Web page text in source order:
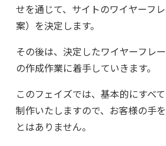
せを通じて、サイトのワイヤーフ
案）を決定します。
その後は、決定したワイヤーフレ
の作成作業に着手していきます。
このフェイズでは、基本的にすべ
制作いたしますので、お客様の手
とはありません。